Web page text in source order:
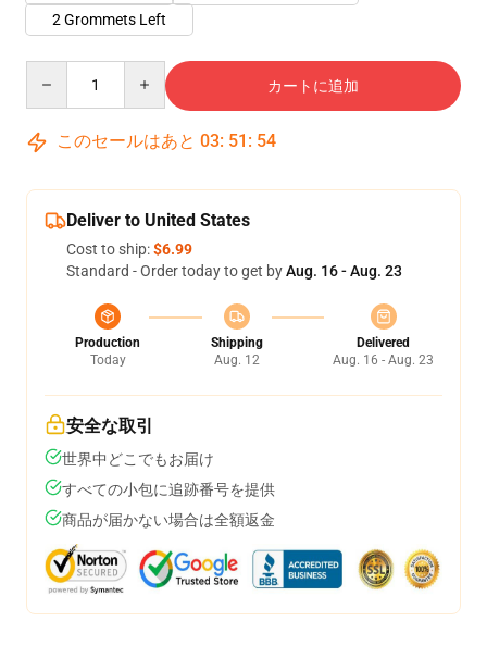
2 Grommets Left
カートに追加
このセールはあと 03: 51 : 54
Deliver to United States
Cost to ship:$6.99
Standard - Order today to get byAug. 16 - Aug. 23
Production
Today
Shipping
Aug. 12
Delivered
Aug. 16 - Aug. 23
安全な取引
世界中どこでもお届け
すべての小包に追跡番号を提供
商品が届かない場合は全額返金